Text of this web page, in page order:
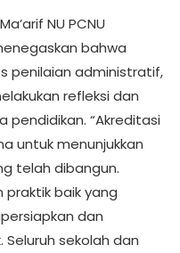
NU PCNU
bahwa
penilaian administratif,
refleksi dan
“Akreditasi
untuk menunjukkan
telah dibangun.
praktik baik yang
dan
sekolah dan